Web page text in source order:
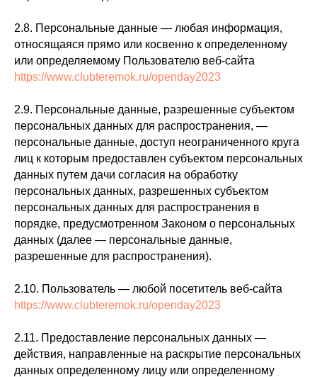
2.8. Персональные данные — любая информация,
относящаяся прямо или косвенно к определенному
или определяемому Пользователю веб-сайта
https://www.clubteremok.ru/openday2023
2.9. Персональные данные, разрешенные субъектом
персональных данных для распространения, —
персональные данные, доступ неограниченного круга
лиц к которым предоставлен субъектом персональных
данных путем дачи согласия на обработку
персональных данных, разрешенных субъектом
персональных данных для распространения в
порядке, предусмотренном Законом о персональных
данных (далее — персональные данные,
разрешенные для распространения).
2.10. Пользователь — любой посетитель веб-сайта
https://www.clubteremok.ru/openday2023
2.11. Предоставление персональных данных —
действия, направленные на раскрытие персональных
данных определенному лицу или определенному